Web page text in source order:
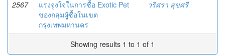
2567
แรงจูงใจในการซื้อ Exotic Pet
ของกลุ่มผู้ซื้อในเขต
กรุงเทพมหานคร
วริศรา สุขศรี
Showing results 1 to 1 of 1